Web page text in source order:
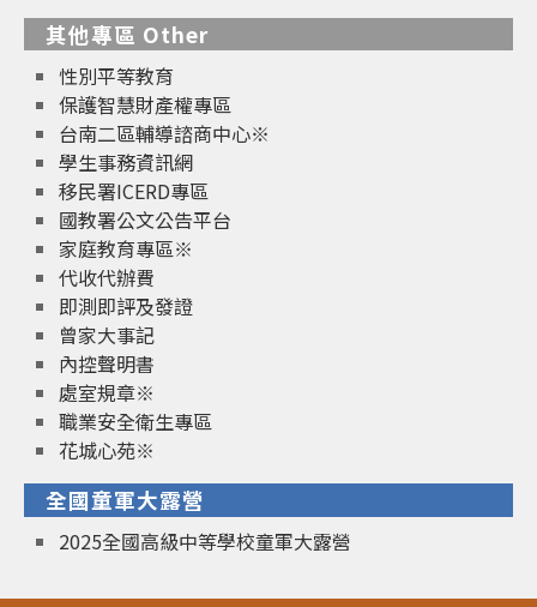
其他專區 Other
性別平等教育
保護智慧財產權專區
台南二區輔導諮商中心※
學生事務資訊網
移民署ICERD專區
國教署公文公告平台
家庭教育專區※
代收代辦費
即測即評及發證
曾家大事記
內控聲明書
處室規章※
職業安全衛生專區
花城心苑※
全國童軍大露營
2025全國高級中等學校童軍大露營